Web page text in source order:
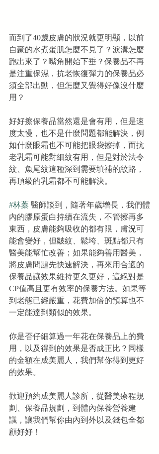
而到了40歲皮膚的狀況就更明顯，以前
自豪的水煮蛋肌怎麼不見了？淚溝怎麼
跑出來了？嘴角開始下垂？保養品不再
是注重保濕，抗老恢復彈力的保養品必
須全部出動，但怎麼又覺得好像沒什麼
用？
好好擦保養品當然還是會有用，但是速
度太慢，也不是什麼問題都能解決，例
如什麼眼霜也不可能把眼袋擦掉，而抗
老乳霜可能對細紋有用，但是對於法令
紋、魚尾紋這種深到需要填補的紋路，
再頂級的乳霜都不可能解決。
#林蓁 醫師談到，隨著年歲增長，我們體
內的膠原蛋白持續在流失，不管擦再多
東西，皮膚能夠吸收的都有限，膚況可
能會變好，但皺紋、鬆垮、斑點都只有
醫美能幫忙改善；如果能夠善用醫美，
將皮膚問題先快速解決，再來用合適的
保養品讓效果維持更久更好，這絕對是
CP值高且更有效率的保養方法。如果等
到老態已經嚴重，花費加倍的預算也不
一定能達到類似的效果。
你是否仔細算過一年花在保養品上的費
用，以及得到的效果是否成正比？同樣
的金額在成美麗人，我們幫你得到更好
的效果。
歡迎預約成美麗人診所，從醫美療程規
劃、保養品規劃，到體內保養營養建
議，讓我們幫你由內到外以及錢包全都
顧好好！